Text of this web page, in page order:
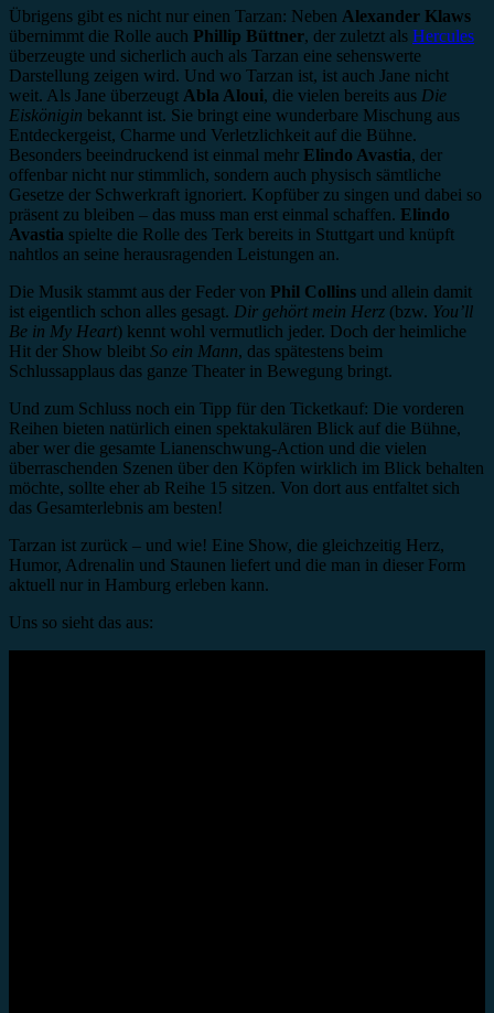
Übrigens gibt es nicht nur einen Tarzan: Neben Alexander Klaws
übernimmt die Rolle auch Phillip Büttner, der zuletzt als Hercules
überzeugte und sicherlich auch als Tarzan eine sehenswerte
Darstellung zeigen wird. Und wo Tarzan ist, ist auch Jane nicht
weit. Als Jane überzeugt Abla Aloui, die vielen bereits aus Die
Eiskönigin bekannt ist. Sie bringt eine wunderbare Mischung aus
Entdeckergeist, Charme und Verletzlichkeit auf die Bühne.
Besonders beeindruckend ist einmal mehr Elindo Avastia, der
offenbar nicht nur stimmlich, sondern auch physisch sämtliche
Gesetze der Schwerkraft ignoriert. Kopfüber zu singen und dabei so
präsent zu bleiben – das muss man erst einmal schaffen. Elindo
Avastia spielte die Rolle des Terk bereits in Stuttgart und knüpft
nahtlos an seine herausragenden Leistungen an.
Die Musik stammt aus der Feder von Phil Collins und allein damit
ist eigentlich schon alles gesagt. Dir gehört mein Herz (bzw. You’ll
Be in My Heart) kennt wohl vermutlich jeder. Doch der heimliche
Hit der Show bleibt So ein Mann, das spätestens beim
Schlussapplaus das ganze Theater in Bewegung bringt.
Und zum Schluss noch ein Tipp für den Ticketkauf: Die vorderen
Reihen bieten natürlich einen spektakulären Blick auf die Bühne,
aber wer die gesamte Lianenschwung-Action und die vielen
überraschenden Szenen über den Köpfen wirklich im Blick behalten
möchte, sollte eher ab Reihe 15 sitzen. Von dort aus entfaltet sich
das Gesamterlebnis am besten!
Tarzan ist zurück – und wie! Eine Show, die gleichzeitig Herz,
Humor, Adrenalin und Staunen liefert und die man in dieser Form
aktuell nur in Hamburg erleben kann.
Uns so sieht das aus: